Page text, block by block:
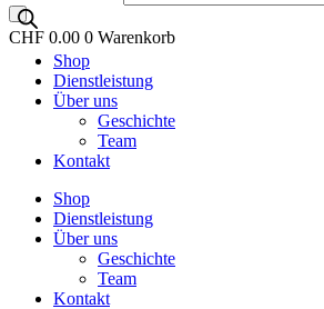
CHF 0.00 0 Warenkorb
OO
Shop
Dienstleistung
Über uns
Geschichte
Team
Kontakt
Shop
Dienstleistung
Über uns
Geschichte
Team
Kontakt